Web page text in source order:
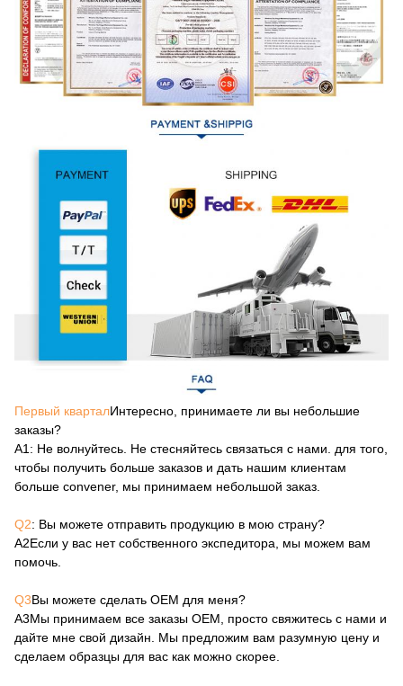
Первый кварталИнтересно, принимаете ли вы небольшие
заказы?
А1: Не волнуйтесь. Не стесняйтесь связаться с нами. для того,
чтобы получить больше заказов и дать нашим клиентам
больше convener, мы принимаем небольшой заказ.
Q2: Вы можете отправить продукцию в мою страну?
А2Если у вас нет собственного экспедитора, мы можем вам
помочь.
Q3Вы можете сделать OEM для меня?
А3Мы принимаем все заказы OEM, просто свяжитесь с нами и
дайте мне свой дизайн. Мы предложим вам разумную цену и
сделаем образцы для вас как можно скорее.